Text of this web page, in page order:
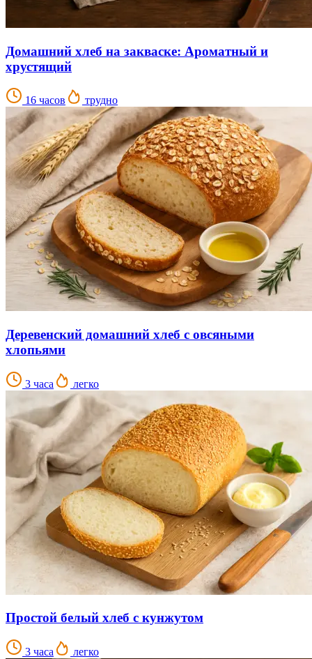
Домашний хлеб на закваске: Ароматный и
хрустящий
16 часов трудно
Деревенский домашний хлеб с овсяными
хлопьями
3 часа легко
Простой белый хлеб с кунжутом
3 часа легко